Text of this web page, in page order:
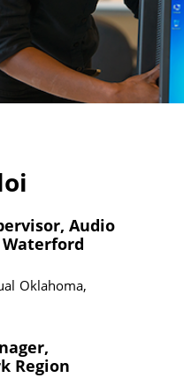
Audio
Waterford
Oklahoma,
Region